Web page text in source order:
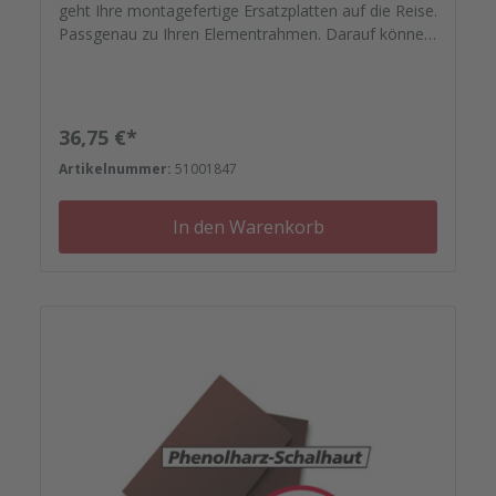
geht Ihre montagefertige Ersatzplatten auf die Reise.
Passgenau zu Ihren Elementrahmen. Darauf können
Kunststoffeinsätzen bis zu Reparaturplättchen.
Regulärer Preis:
36,75 €*
Artikelnummer: 51001847
In den Warenkorb